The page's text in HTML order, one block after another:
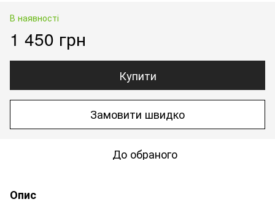
В наявності
1 450 грн
Купити
Замовити швидко
До обраного
Опис